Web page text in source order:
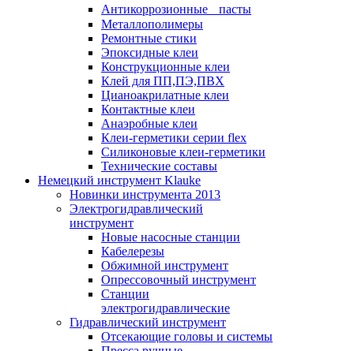
Антикоррозионные пасты
Металлополимеры
Ремонтные стики
Эпоксидные клеи
Конструкционные клеи
Клей для ПП,ПЭ,ПВХ
Цианоакрилатные клеи
Контактные клеи
Анаэробные клеи
Клеи-герметики серии flex
Силиконовые клеи-герметики
Технические составы
Немецкий инструмент Klauke
Новинки инструмента 2013
Электрогидравлический
инструмент
Новые насосные станции
Кабелерезы
Обжимной инструмент
Опрессовочный инструмент
Станции
электрогидравлические
Гидравлический инструмент
Отсекающие головы и системы